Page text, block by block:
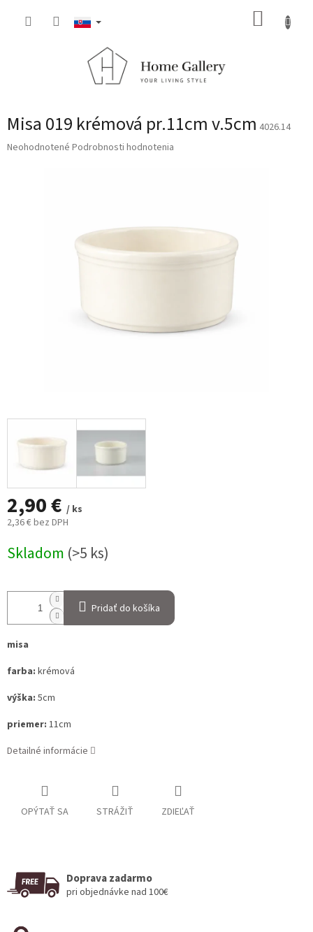
Misa 019 krémová pr.11cm v.5cm 4026.14
Priemerné
Neohodnotené Podrobnosti hodnotenia
2,90 € / ks
2,36 € bez DPH
cena:
Skladom (>5 ks)
Pridať do košíka
misa
farba: krémová
výška: 5cm
priemer: 11cm
Detailné informácie
OPÝTAŤ SA STRÁŽIŤ ZDIEĽAŤ
Doprava zadarmo
pri objednávke nad 100€